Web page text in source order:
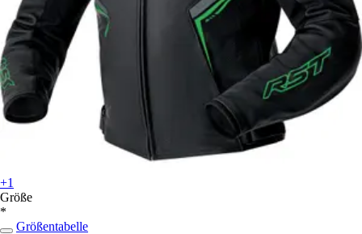
+1
Größe
*
Größentabelle